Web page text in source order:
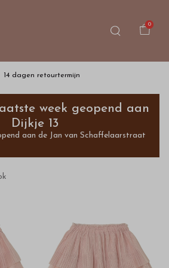
0
14 dagen retourtermijn
week geopend aan
Dijkje 13
aan de Jan van Schaffelaarstraat